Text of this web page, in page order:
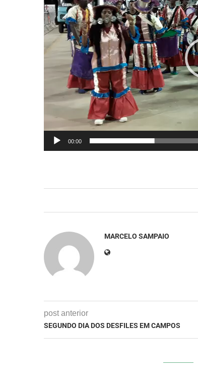
00:00
MARCELO SAMPAIO
post anterior
SEGUNDO DIA DOS DESFILES EM CAMPOS